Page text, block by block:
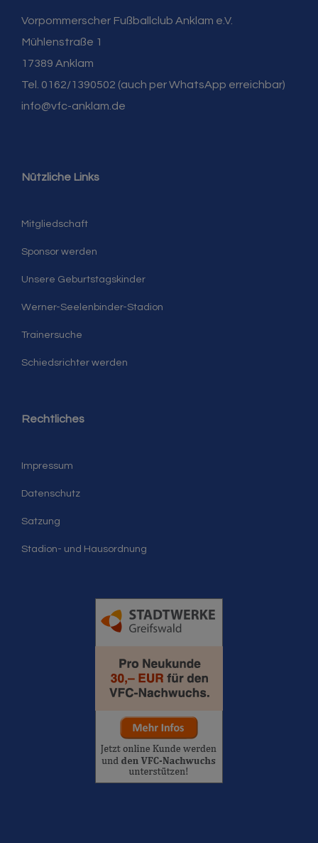
Vorpommerscher Fußballclub Anklam e.V.
Mühlenstraße 1
17389 Anklam
Tel. 0162/1390502 (auch per WhatsApp erreichbar)
info@vfc-anklam.de
Nützliche Links
Mitgliedschaft
Sponsor werden
Unsere Geburtstagskinder
Werner-Seelenbinder-Stadion
Trainersuche
Schiedsrichter werden
Rechtliches
Impressum
Datenschutz
Satzung
Stadion- und Hausordnung